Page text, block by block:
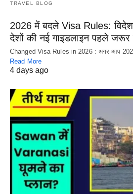
TRAVEL BLOG
2026 में बदले Visa Rules:
देशों की नई गाइडलाइन पहले
Changed Visa Rules in 2026 : अगर आप
Read More
4 days ago